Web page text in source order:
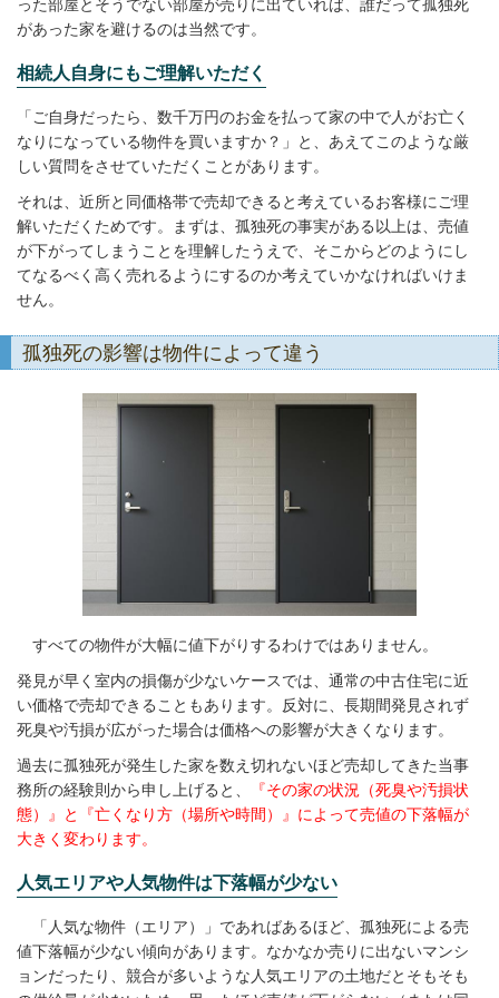
った部屋とそうでない部屋が売りに出ていれば、誰だって孤独死
があった家を避けるのは当然です。
相続人自身にもご理解いただく
「ご自身だったら、数千万円のお金を払って家の中で人がお亡く
なりになっている物件を買いますか？」と、あえてこのような厳
しい質問をさせていただくことがあります。
それは、近所と同価格帯で売却できると考えているお客様にご理
解いただくためです。まずは、孤独死の事実がある以上は、売値
が下がってしまうことを理解したうえで、そこからどのようにし
てなるべく高く売れるようにするのか考えていかなければいけま
せん。
孤独死の影響は物件によって違う
すべての物件が大幅に値下がりするわけではありません。
発見が早く室内の損傷が少ないケースでは、通常の中古住宅に近
い価格で売却できることもあります。反対に、長期間発見されず
死臭や汚損が広がった場合は価格への影響が大きくなります。
過去に孤独死が発生した家を数え切れないほど売却してきた当事
務所の経験則から申し上げると、
『その家の状況（死臭や汚損状
態）』と『亡くなり方（場所や時間）』によって売値の下落幅が
大きく変わります。
人気エリアや人気物件は下落幅が少ない
「人気な物件（エリア）」であればあるほど、孤独死による売
値下落幅が少ない傾向があります。なかなか売りに出ないマンシ
ョンだったり、競合が多いような人気エリアの土地だとそもそも